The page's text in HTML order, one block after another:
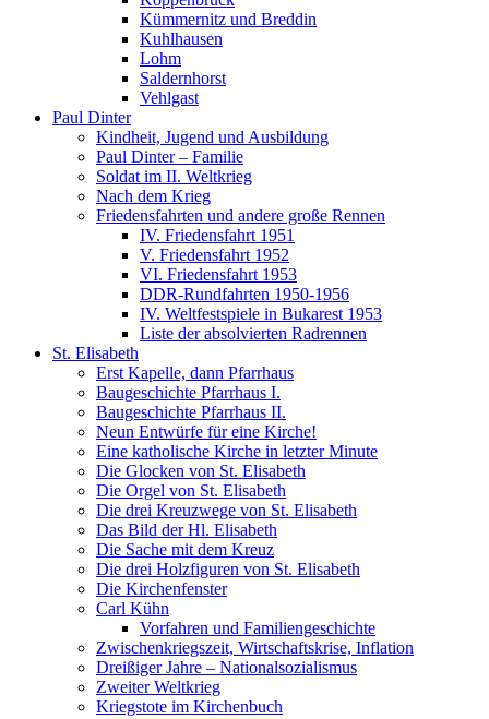
Kümmernitz und Breddin
Kuhlhausen
Lohm
Saldernhorst
Vehlgast
Paul Dinter
Kindheit, Jugend und Ausbildung
Paul Dinter – Familie
Soldat im II. Weltkrieg
Nach dem Krieg
Friedensfahrten und andere große Rennen
IV. Friedensfahrt 1951
V. Friedensfahrt 1952
VI. Friedensfahrt 1953
DDR-Rundfahrten 1950-1956
IV. Weltfestspiele in Bukarest 1953
Liste der absolvierten Radrennen
St. Elisabeth
Erst Kapelle, dann Pfarrhaus
Baugeschichte Pfarrhaus I.
Baugeschichte Pfarrhaus II.
Neun Entwürfe für eine Kirche!
Eine katholische Kirche in letzter Minute
Die Glocken von St. Elisabeth
Die Orgel von St. Elisabeth
Die drei Kreuzwege von St. Elisabeth
Das Bild der Hl. Elisabeth
Die Sache mit dem Kreuz
Die drei Holzfiguren von St. Elisabeth
Die Kirchenfenster
Carl Kühn
Vorfahren und Familiengeschichte
Zwischenkriegszeit, Wirtschaftskrise, Inflation
Dreißiger Jahre – Nationalsozialismus
Zweiter Weltkrieg
Kriegstote im Kirchenbuch